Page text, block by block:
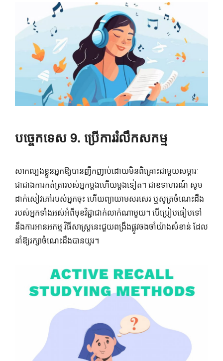
បច្ចេកទេស 9. ប្រើការរំលឹកសកម្ម
សាកល្បងខ្លួនអ្នកឱ្យបានញឹកញាប់ដោយមិនពិគ្រោះជាមួយសម្ភារៈ
ជាជាងការកត់ត្រារបស់អ្នកម្តងហើយម្តងទៀត។ ជាឧទាហរណ៍ សូម
ដាក់សៀវភៅរបស់អ្នកចុះ ហើយព្យាយាមសរសេរ ឬសូត្រចំណេះដឹង
របស់អ្នកទាំងអស់អំពីមុខវិជ្ជាជាក់លាក់ណាមួយ។ បើប្រៀបធៀបទៅ
នឹងការអានអកម្ម វិធីសាស្ត្រនេះជួយពង្រឹងផ្លូវចងចាំយ៉ាងសំខាន់ ដែល
នាំឱ្យរក្សាចំណេះដឹងបានយូរ។